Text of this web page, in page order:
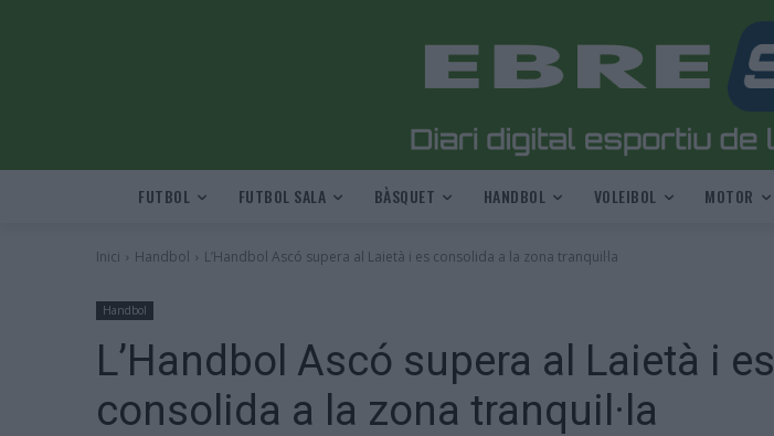
FUTBOL FUTBOL SALA BÀSQUET HANDBOL VOLEIBOL MOTOR
Inici Handbol L’Handbol Ascó supera al Laietà i es consolida a la zona tranquil·la
Handbol
L’Handbol Ascó supera al Laietà i es
consolida a la zona tranquil·la